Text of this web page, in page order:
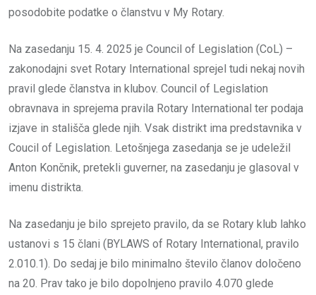
posodobite podatke o članstvu v My Rotary.
Na zasedanju 15. 4. 2025 je Council of Legislation (CoL) –
zakonodajni svet Rotary International sprejel tudi nekaj novih
pravil glede članstva in klubov. Council of Legislation
obravnava in sprejema pravila Rotary International ter podaja
izjave in stališča glede njih. Vsak distrikt ima predstavnika v
Coucil of Legislation. Letošnjega zasedanja se je udeležil
Anton Končnik, pretekli guverner, na zasedanju je glasoval v
imenu distrikta.
Na zasedanju je bilo sprejeto pravilo, da se Rotary klub lahko
ustanovi s 15 člani (BYLAWS of Rotary International, pravilo
2.010.1). Do sedaj je bilo minimalno število članov določeno
na 20. Prav tako je bilo dopolnjeno pravilo 4.070 glede